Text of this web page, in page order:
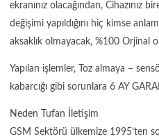
ekranınız olacağından, Cihazınız
değişimi yapıldığını hiç kimse
aksaklık olmayacak, %100 Orjinal
Yapılan işlemler, Toz almaya –
kabarcığı gibi sorunlara 6 AY
Neden Tufan İletişim
GSM Sektörü ülkemize 1995’ten